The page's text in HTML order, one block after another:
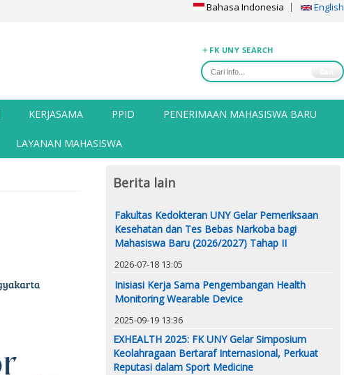
Bahasa Indonesia English
FK UNY SEARCH
KERJASAMA PPID PENERIMAAN MAHASISWA BARU
LAYANAN MAHASISWA
Berita lain
Fakultas Kedokteran UNY Gelar Pemeriksaan
Kesehatan dan Tes Bebas Narkoba bagi
Mahasiswa Baru (2026/2027) Tahap II
2026-07-18 13:05
Inisiasi Kerja Sama Pengembangan Health
Monitoring Wearable Device
2025-09-19 13:36
EXHEALTH 2025: FK UNY Gelar Simposium
Keolahragaan Bertaraf Internasional, Perkuat
Reputasi dalam Sport Medicine